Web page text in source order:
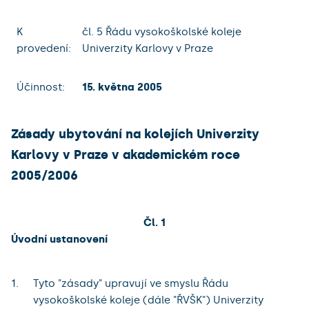
K
provedení:
čl. 5 Řádu vysokoškolské koleje
Univerzity Karlovy v Praze
Účinnost: 15. května 2005
Zásady ubytování na kolejích Univerzity
Karlovy v Praze v akademickém roce
2005/2006
Čl. 1
Úvodní ustanovení
Tyto "zásady" upravují ve smyslu Řádu
vysokoškolské koleje (dále "ŘVŠK") Univerzity